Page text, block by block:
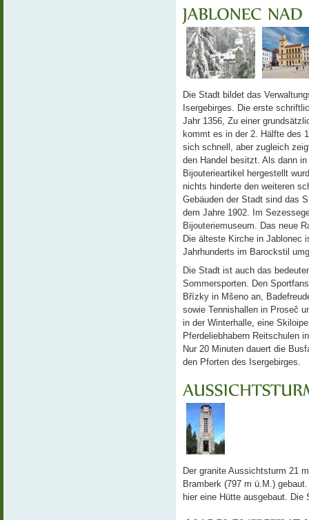
Die Stadt bildet das
Isergebirges. Die erste
Jahr 1356, Zu einer
kommt es in der 2. Hälfte des
sich schnell, aber zugleich
den Handel besitzt. Als dann
Bijouterieartikel hergestellt
nichts hinderte den weiteren
Gebäuden der Stadt sind das
dem Jahre 1902. Im
Bijouteriemuseum. Das neue
Die älteste Kirche in Jablonec
Jahrhunderts im Barockstil
Die Stadt ist auch das
Sommersporten. Den
Břízky in Mšeno an,
sowie Tennishallen in Proseč
in der Winterhalle, eine
Pferdeliebhabern Reitschulen
Nur 20 Minuten dauert die
den Pforten des Isergebirges.
Der granite Aussichtsturm 21
Bramberk (797 m ü.M.)
hier eine Hütte ausgebaut.